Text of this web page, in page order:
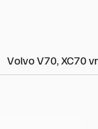
Volvo V70, XC70